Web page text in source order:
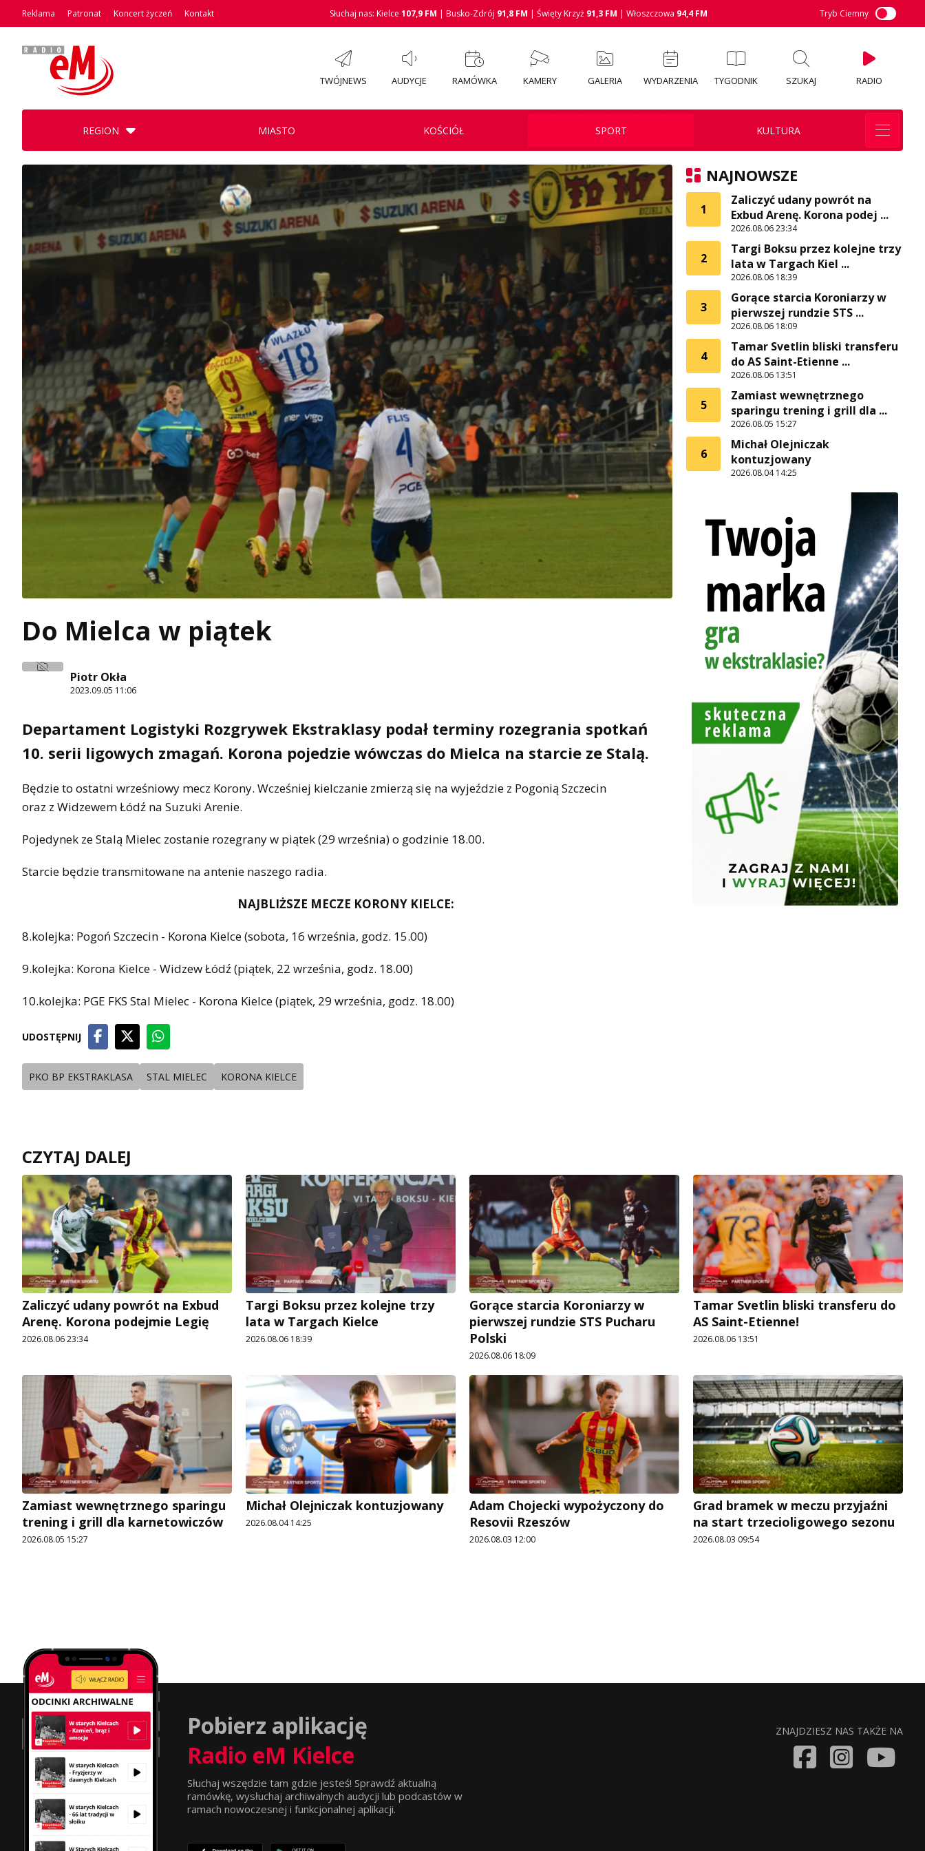
Reklama Patronat Koncert życzeń Kontakt Słuchaj nas: Kielce 107,9 FM | Busko-Zdrój 91,8 FM | Święty Krzyż 91,3 FM | Włoszczowa 94,4 FM Tryb Ciemny
TWÓJNEWS AUDYCJE RAMÓWKA KAMERY GALERIA WYDARZENIA TYGODNIK SZUKAJ RADIO
REGION MIASTO KOŚCIÓŁ SPORT KULTURA
Do Mielca w piątek
Piotr Okła
2023.09.05 11:06
Departament Logistyki Rozgrywek Ekstraklasy podał terminy rozegrania spotkań
10. serii ligowych zmagań. Korona pojedzie wówczas do Mielca na starcie ze Stalą.
Będzie to ostatni wrześniowy mecz Korony. Wcześniej kielczanie zmierzą się na wyjeździe z Pogonią Szczecin
oraz z Widzewem Łódź na Suzuki Arenie.
Pojedynek ze Stalą Mielec zostanie rozegrany w piątek (29 września) o godzinie 18.00.
Starcie będzie transmitowane na antenie naszego radia.
NAJBLIŻSZE MECZE KORONY KIELCE:
8.kolejka: Pogoń Szczecin - Korona Kielce (sobota, 16 września, godz. 15.00)
9.kolejka: Korona Kielce - Widzew Łódź (piątek, 22 września, godz. 18.00)
10.kolejka: PGE FKS Stal Mielec - Korona Kielce (piątek, 29 września, godz. 18.00)
UDOSTĘPNIJ
PKO BP EKSTRAKLASA STAL MIELEC KORONA KIELCE
NAJNOWSZE
1
Zaliczyć udany powrót na
Exbud Arenę. Korona podej ...
2026.08.06 23:34
2
Targi Boksu przez kolejne trzy
lata w Targach Kiel ...
2026.08.06 18:39
3
Gorące starcia Koroniarzy w
pierwszej rundzie STS ...
2026.08.06 18:09
4
Tamar Svetlin bliski transferu
do AS Saint-Etienne ...
2026.08.06 13:51
5
Zamiast wewnętrznego
sparingu trening i grill dla ...
2026.08.05 15:27
6
Michał Olejniczak
kontuzjowany
2026.08.04 14:25
CZYTAJ DALEJ
Zaliczyć udany powrót na Exbud
Arenę. Korona podejmie Legię
2026.08.06 23:34
Targi Boksu przez kolejne trzy
lata w Targach Kielce
2026.08.06 18:39
Gorące starcia Koroniarzy w
pierwszej rundzie STS Pucharu
Polski
2026.08.06 18:09
Tamar Svetlin bliski transferu do
AS Saint-Etienne!
2026.08.06 13:51
Zamiast wewnętrznego sparingu
trening i grill dla karnetowiczów
2026.08.05 15:27
Michał Olejniczak kontuzjowany
2026.08.04 14:25
Adam Chojecki wypożyczony do
Resovii Rzeszów
2026.08.03 12:00
Grad bramek w meczu przyjaźni
na start trzecioligowego sezonu
2026.08.03 09:54
Pobierz aplikację
Radio eM Kielce
Słuchaj wszędzie tam gdzie jesteś! Sprawdź aktualną
ramówkę, wysłuchaj archiwalnych audycji lub podcastów w
ramach nowoczesnej i funkcjonalnej aplikacji.
ZNAJDZIESZ NAS TAKŻE NA